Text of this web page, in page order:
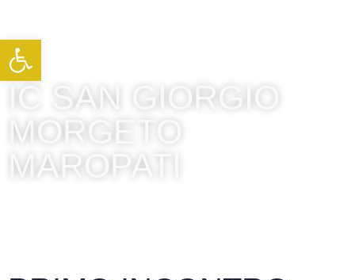
IC SAN GIORGIO
MORGETO
MAROPATI
Apri la barra degli strumenti